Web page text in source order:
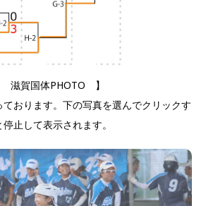
滋賀国体PHOTO 】
おります。下の写真を選んでクリックす
停止して表示されます。